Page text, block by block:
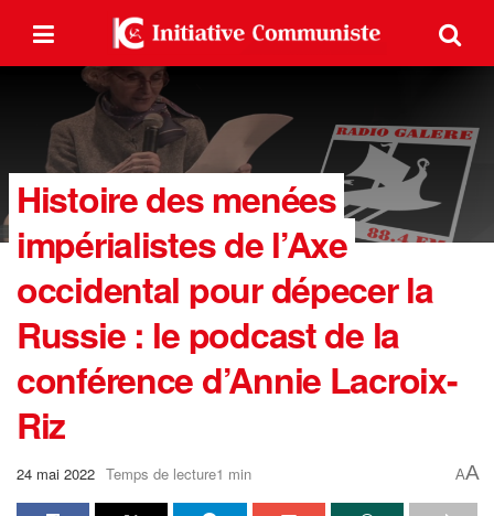
Histoire des menées
impérialistes de l’Axe
occidental pour dépecer la
Russie : le podcast de la
conférence d’Annie Lacroix-
Riz
24 mai 2022 Temps de lecture1 min AA